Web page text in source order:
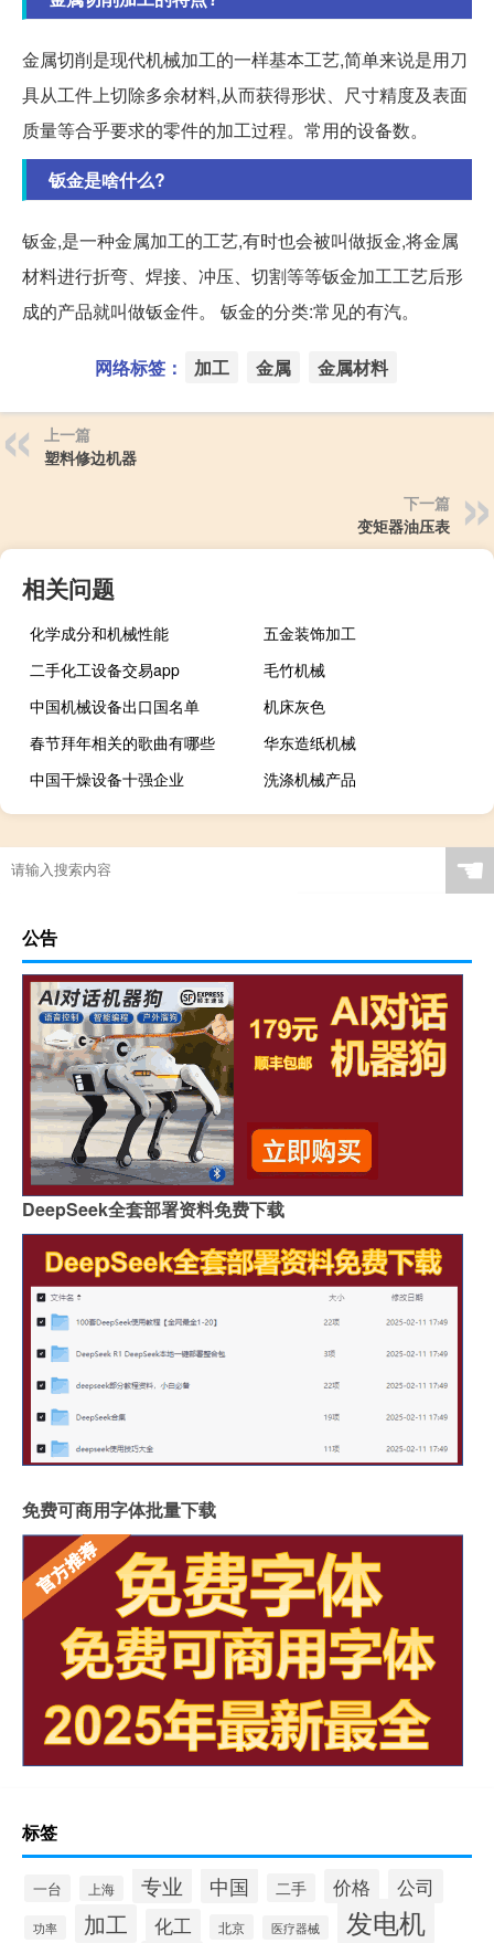
金属切削是现代机械加工的一样基本工艺,简单来说是用刀
具从工件上切除多余材料,从而获得形状、尺寸精度及表面
质量等合乎要求的零件的加工过程。常用的设备数。
钣金是啥什么?
钣金,是一种金属加工的工艺,有时也会被叫做扳金,将金属
材料进行折弯、焊接、冲压、切割等等钣金加工工艺后形
成的产品就叫做钣金件。 钣金的分类:常见的有汽。
网络标签： 加工 金属 金属材料
上一篇
塑料修边机器
下一篇
变矩器油压表
相关问题
化学成分和机械性能
五金装饰加工
二手化工设备交易app
毛竹机械
中国机械设备出口国名单
机床灰色
春节拜年相关的歌曲有哪些
华东造纸机械
中国干燥设备十强企业
洗涤机械产品
☚
公告
DeepSeek全套部署资料免费下载
免费可商用字体批量下载
标签
一台 上海 专业 中国 二手 价格 公司
功率 加工 化工 北京 医疗器械 发电机